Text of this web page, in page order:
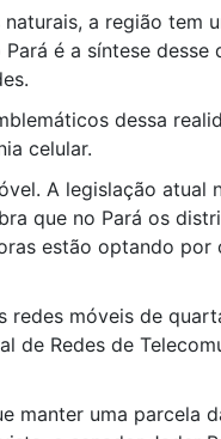
a região tem
é a síntese desse
dessa
celular.
A legislação atual
que no Pará os
estão optando por
redes móveis de
de Redes de
manter uma parcela